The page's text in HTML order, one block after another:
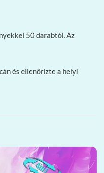
50 darabtól. Az
és ellenőrizte a helyi